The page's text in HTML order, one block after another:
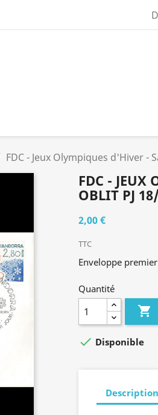
FDC - Jeux Olympiques d'Hiver -
FDC - JEUX
OBLIT PJ
2,00 €
TTC
Enveloppe
Quantité

 Disponible
Description